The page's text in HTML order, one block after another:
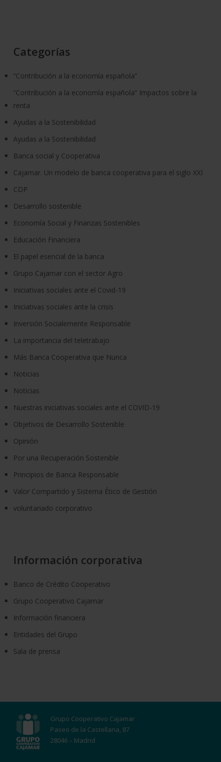
Categorías
“Contribución a la economía española”
“Contribución a la economía española” Impactos sobre la
renta
Ayudas a la Sostenibilidad
Ayudas a la Sostenibilidad
Banca social y Cooperativa
Cajamar. Un modelo de banca cooperativa para el siglo XXI
CDP
Desarrollo sostenible
Economía Social y Finanzas Sostenibles
Educación Financiera
El papel esencial de la banca
Grupo Cajamar con el sector Agro
Iniciativas sociales ante el Covid-19
Iniciativas sociales ante la crisis
Inversión Socialemente Responsable
La importancia del teletrabajo
Más Banca Cooperativa que Nunca
Noticias
Noticias
Nuestras iniciativas sociales ante el COVID-19
Objetivos de Desarrollo Sostenible
Opinión
Por una Recuperación Sostenible
Principios de Banca Responsable
Valor Compartido y Sistema Ético de Gestión
voluntariado corporativo
Información corporativa
Banco de Crédito Cooperativo
Grupo Cooperativo Cajamar
Información financiera
Entidades del Grupo
Sala de prensa
Grupo Cooperativo Cajamar
Paseo de la Castellana, 87
28046 – Madrid